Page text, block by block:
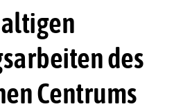
des
Centrums